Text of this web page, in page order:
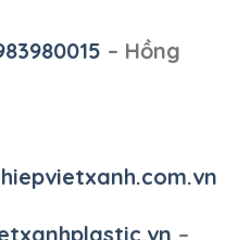
– Hồng
–